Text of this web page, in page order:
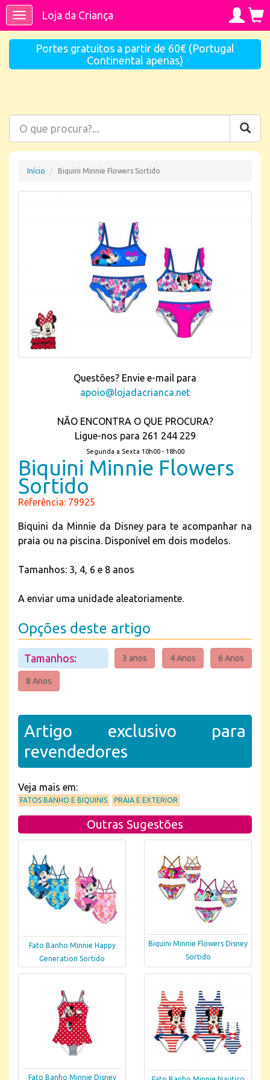
ToggleLoja da Criança
Portes gratuitos a partir de 60€ (Portugal
Continental apenas)
Início Biquini Minnie Flowers Sortido
Questões? Envie e-mail para
apoio@lojadacrianca.net
NÃO ENCONTRA O QUE PROCURA?
Ligue-nos para 261 244 229
Segunda a Sexta 10h00 - 18h00
Biquini Minnie Flowers
Sortido
Referência: 79925
Biquini da Minnie da Disney para te acompanhar na
praia ou na piscina. Disponível em dois modelos.
Tamanhos: 3, 4, 6 e 8 anos
A enviar uma unidade aleatoriamente.
Opções deste artigo
Tamanhos: 3 anos 4 Anos 6 Anos
8 Anos
Artigo exclusivo para
revendedores
Veja mais em:
FATOS BANHO E BIQUINIS PRAIA E EXTERIOR
Outras Sugestões
Fato Banho Minnie Happy
Generation Sortido
Biquini Minnie Flowers Disney
Sortido
Fato Banho Minnie Disney